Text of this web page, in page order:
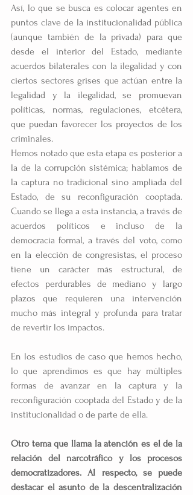
Así, lo que se busca es colocar agentes en
puntos clave de la institucionalidad pública
(aunque también de la privada) para que
desde el interior del Estado, mediante
acuerdos bilaterales con la ilegalidad y con
ciertos sectores grises que actúan entre la
legalidad y la ilegalidad, se promuevan
políticas, normas, regulaciones, etcétera,
que puedan favorecer los proyectos de los
criminales.
Hemos notado que esta etapa es posterior a
la de la corrupción sistémica; hablamos de
la captura no tradicional sino ampliada del
Estado, de su reconfiguración cooptada.
Cuando se llega a esta instancia, a través de
acuerdos políticos e incluso de la
democracia formal, a través del voto, como
en la elección de congresistas, el proceso
tiene un carácter más estructural, de
efectos perdurables de mediano y largo
plazos que requieren una intervención
mucho más integral y profunda para tratar
de revertir los impactos.
En los estudios de caso que hemos hecho,
lo que aprendimos es que hay múltiples
formas de avanzar en la captura y la
reconfiguración cooptada del Estado y de la
institucionalidad o de parte de ella.
Otro tema que llama la atención es el de la
relación del narcotráfico y los procesos
democratizadores. Al respecto, se puede
destacar el asunto de la descentralización